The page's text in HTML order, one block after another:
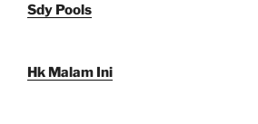
Sdy Pools
Hk Malam Ini